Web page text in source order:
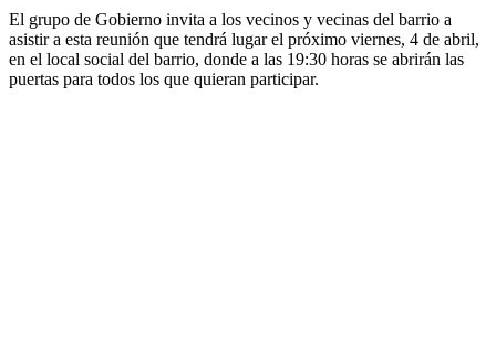
El grupo de Gobierno invita a los vecinos y vecinas del barrio a
asistir a esta reunión que tendrá lugar el próximo viernes, 4 de abril,
en el local social del barrio, donde a las 19:30 horas se abrirán las
puertas para todos los que quieran participar.